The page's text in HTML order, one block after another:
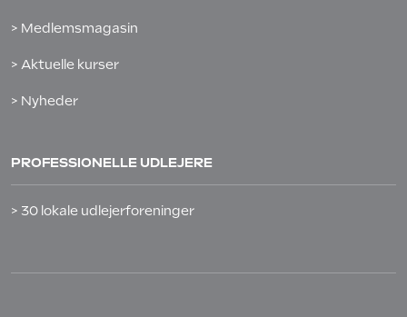
> Medlemsmagasin
> Aktuelle kurser
> Nyheder
PROFESSIONELLE UDLEJERE
> 30 lokale udlejerforeninger